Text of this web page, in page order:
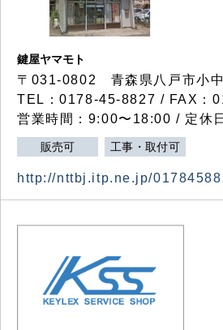
鍵屋ヤマモト
〒031-0802 青森県八戸市小
TEL：0178-45-8827 / FAX：
営業時間：9:00〜18:00 / 定休
販売可 工事・取付可
http://nttbj.itp.ne.jp/